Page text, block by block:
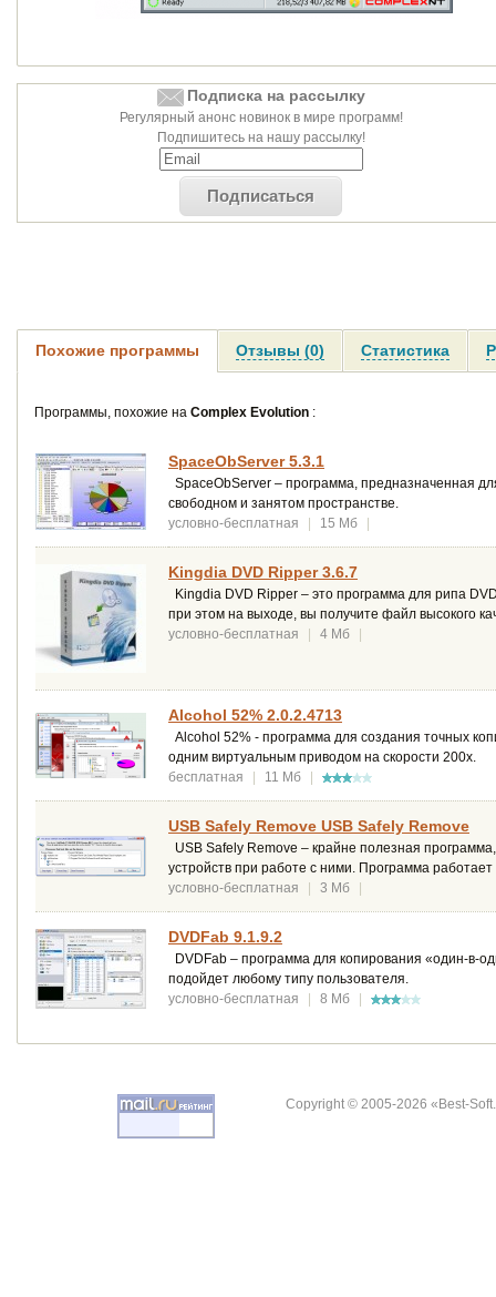
Подписка на рассылку
Регулярный анонс новинок в мире программ!
Подпишитесь на нашу рассылку!
Подписаться
Похожие программы Отзывы (0) Статистика
Программы, похожие на Complex Evolution :
SpaceObServer 5.3.1
SpaceObServer – программа, предназначенная
свободном и занятом пространстве.
условно-бесплатная
| 15 Мб |
Kingdia DVD Ripper 3.6.7
Kingdia DVD Ripper – это программа для рипа
при этом на выходе, вы получите файл высокого
условно-бесплатная
| 4 Мб |
Alcohol 52% 2.0.2.4713
Alcohol 52% - программа для создания точных
одним виртуальным приводом на скорости 200х.
бесплатная
| 11 Мб |
USB Safely Remove USB Safely Remove
USB Safely Remove – крайне полезная
устройств при работе с ними. Программа
условно-бесплатная
| 3 Мб |
DVDFab 9.1.9.2
DVDFab – программа для копирования «один-в-
подойдет любому типу пользователя.
условно-бесплатная
| 8 Мб |
Copyright © 2005-2026 «Best-